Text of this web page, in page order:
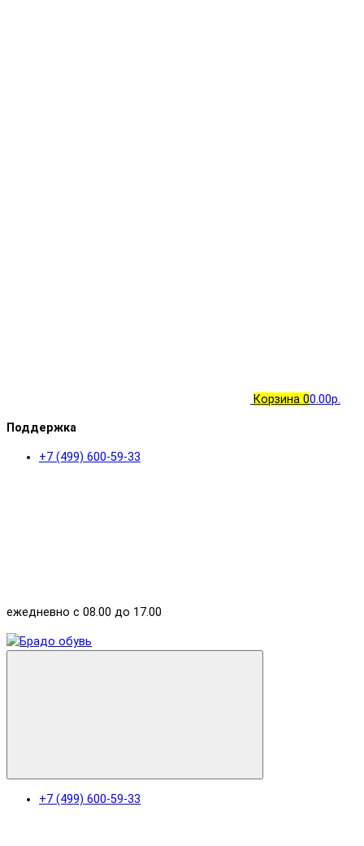
Корзина 00.00р.
Поддержка
+7 (499) 600-59-33
ежедневно с 08.00 до 17.00
+7 (499) 600-59-33